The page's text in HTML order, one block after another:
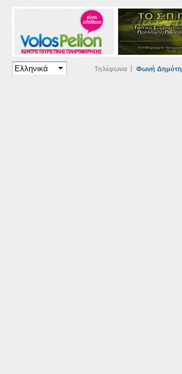
Τηλέφωνα Φωνή Δημότη